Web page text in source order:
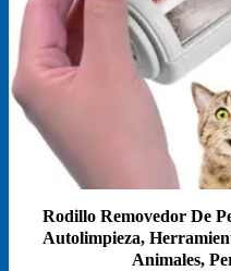
Rodillo Removedor De
Autolimpieza,
Animales,